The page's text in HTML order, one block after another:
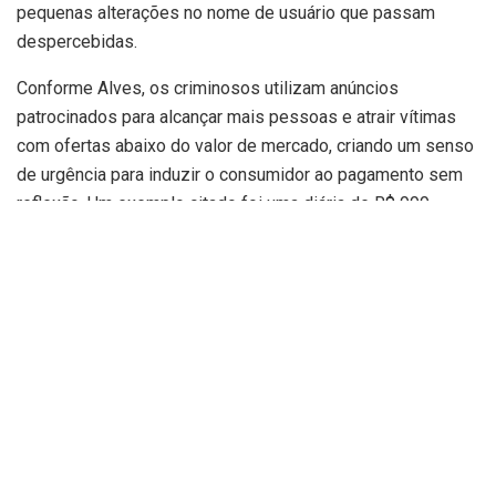
pequenas alterações no nome de usuário que passam
despercebidas.
Conforme Alves, os criminosos utilizam anúncios
patrocinados para alcançar mais pessoas e atrair vítimas
com ofertas abaixo do valor de mercado, criando um senso
de urgência para induzir o consumidor ao pagamento sem
reflexão. Um exemplo citado foi uma diária de R$ 999